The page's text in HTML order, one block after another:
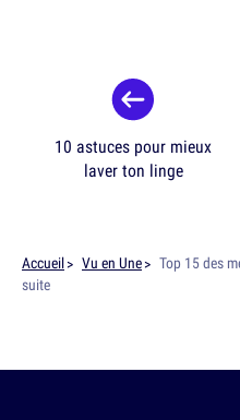
10 astuces pour mieux
laver ton linge
Accueil Vu en Une
Top 15 des
suite